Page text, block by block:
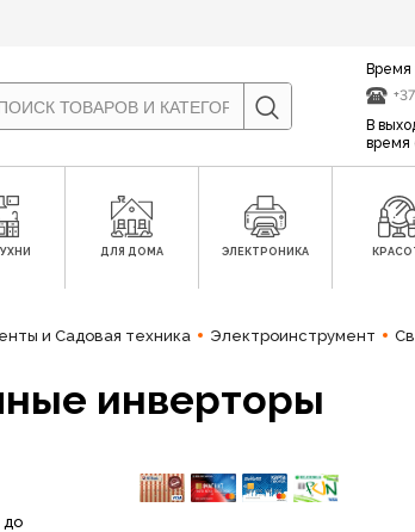
Время
В
время
ДЛЯ ДОМА ЭЛЕКТРОНИКА
и Садовая техника Электроинструмент
инверторы
до